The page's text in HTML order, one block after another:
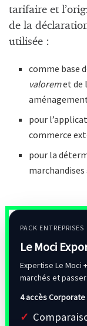
tarifaire et
de la
utilisée :
comme base
valoremet de
pour
commerce
pour la
PACK ENTREPRISES
Le Moci
Expertise Le Moci
marchés et passer
4 accès Corporate